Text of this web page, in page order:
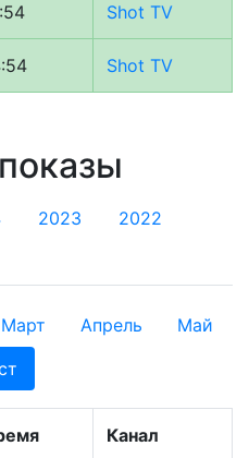
Shot TV
Shot TV
2023 2022
Март Апрель
Май
Канал